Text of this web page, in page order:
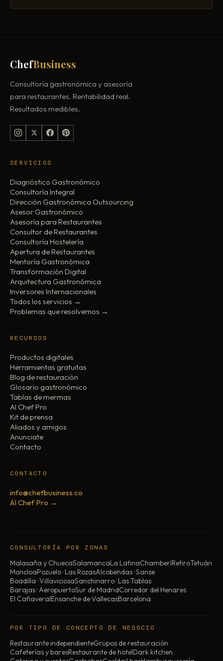
ChefBusiness
Consultoría gastronómica y asesoría
para restaurantes. Rentabilidad real.
Resultados medibles.
SERVICIOS
Diagnóstico Gastronómico
Consultoría Integral
Dirección Gastronómica Outsourcing
Asesor Gastronómico
Asesoría para Restaurantes
Consultor de Restaurantes
Consultoría Hostelería
Apertura de Restaurantes
Mentoría Gastronómica
Transformación Digital
Arquitectura Gastronómica
Inversores Internacionales
Todos los servicios →
Problemas que resolvemos →
RECURSOS
Productos digitales
Herramientas gratuitas
Blog de restauración
Glosario gastronómico
Tablas de mermas
AI Chef Pro
Kit de prensa
Aliados y amigos
Anunciate
Contacto
CONTACTO
info@chefbusiness.co
AI Chef Pro →
CONSULTORÍA POR ZONAS
Malasaña y ChuecaSalamancaLa LatinaChamberíRetiroTetuán
MoncloaPozuelo · Las RozasAlcobendas · Sanse
Boadilla · VillaviciosaSanchinarro · Las Tablas
Barajas · AeropuertoSur de MadridCorredor del Henares
El CañaveralEnsanche de VallecasBarcelona
POR TIPO DE CONCEPTO DE NEGOCIO
Restaurante independienteGrupos de restauración
Cafeterías y baresRestaurante de hotelDark kitchen